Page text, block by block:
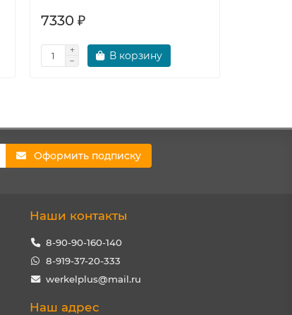
7330 ₽
В корзину
Оформить подписку
Наши контакты
8-90-90-160-140
8-919-37-20-333
werkelplus@mail.ru
Наш адрес